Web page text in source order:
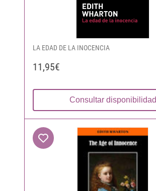
LA EDAD DE LA INOCENCIA
11,95€
Consultar disponibilidad